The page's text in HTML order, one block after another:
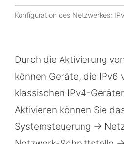
Konfiguration des Netzwerkes:
Durch die Aktivierung
können Geräte, die IPv6
klassischen IPv4-
Aktivieren können Sie
Systemsteuerung ->